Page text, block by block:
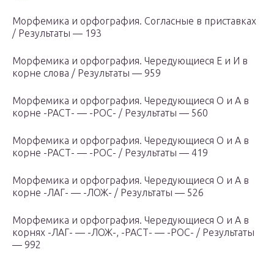
Морфемика и орфография. Согласные в приставках
/ Результаты — 193
Морфемика и орфография. Чередующиеся Е и И в
корне слова / Результаты — 959
Морфемика и орфография. Чередующиеся О и А в
корне -РАСТ- — -РОС- / Результаты — 560
Морфемика и орфография. Чередующиеся О и А в
корне -РАСТ- — -РОС- / Результаты — 419
Морфемика и орфография. Чередующиеся О и А в
корне -ЛАГ- — -ЛОЖ- / Результаты — 526
Морфемика и орфография. Чередующиеся О и А в
корнях -ЛАГ- — -ЛОЖ-, -РАСТ- — -РОС- / Результаты
— 992